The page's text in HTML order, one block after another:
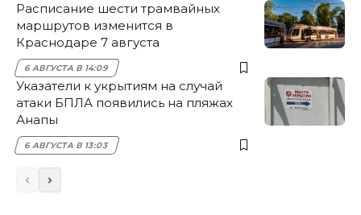
Расписание шести трамвайных
маршрутов изменится в
Краснодаре 7 августа
6 АВГУСТА В 14:09
Указатели к укрытиям на случай
атаки БПЛА появились на пляжах
Анапы
6 АВГУСТА В 13:03